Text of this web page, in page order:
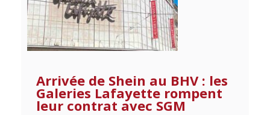
Arrivée de Shein au BHV : les
Galeries Lafayette rompent
leur contrat avec SGM